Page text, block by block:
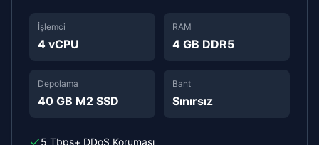
İşlemci
4 vCPU
RAM
4 GB DDR5
Depolama
40 GB M2 SSD
Bant
Sınırsız
5 Tbps+ DDoS Koruması